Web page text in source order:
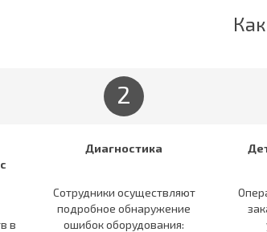
в
2
Диагностика
Сотрудники осуществляют
подробное обнаружение
ошибок оборудования: